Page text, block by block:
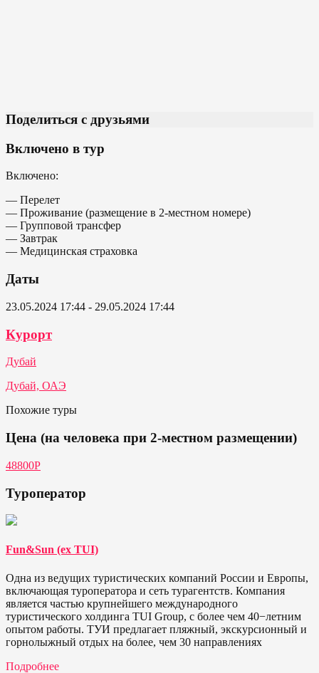
Поделиться с друзьями
Включено в тур
Включено:
— Перелет
— Проживание (размещение в 2-местном номере)
— Групповой трансфер
— Завтрак
— Медицинская страховка
Даты
23.05.2024 17:44 - 29.05.2024 17:44
Курорт
Дубай
Дубай, ОАЭ
Похожие туры
Цена (на человека при 2-местном размещении)
48800Р
Туроператор
Fun&Sun (ex TUI)
Одна из ведущих туристических компаний России и Европы,
включающая туроператора и сеть турагентств. Компания
является частью крупнейшего международного
туристического холдинга TUI Group, с более чем 40−летним
опытом работы. ТУИ предлагает пляжный, экскурсионный и
горнолыжный отдых на более, чем 30 направлениях
Подробнее